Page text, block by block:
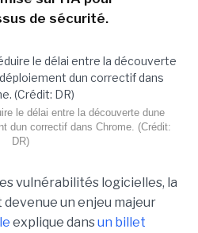
de sécurité.
le délai entre la découverte dune
dun correctif dans Chrome. (Crédit:
DR)
vulnérabilités logicielles, la
un enjeu majeur
explique dansun billet